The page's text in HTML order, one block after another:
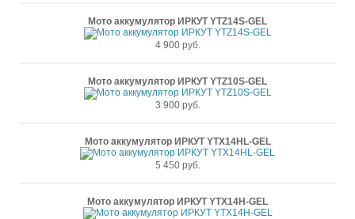
Мото аккумулятор ИРКУТ YTZ14S-GEL
4 900 руб.
Мото аккумулятор ИРКУТ YTZ10S-GEL
3 900 руб.
Мото аккумулятор ИРКУТ YTX14HL-GEL
5 450 руб.
Мото аккумулятор ИРКУТ YTX14H-GEL